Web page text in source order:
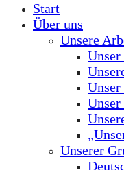
Start
Über uns
Unsere
Unser
Unserer